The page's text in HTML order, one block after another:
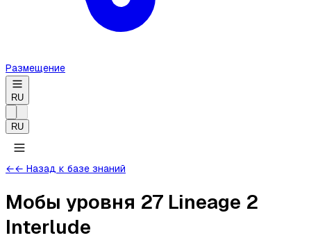
Размещение
RU
RU
←← Назад к базе знаний
Мобы уровня 27 Lineage 2
Interlude